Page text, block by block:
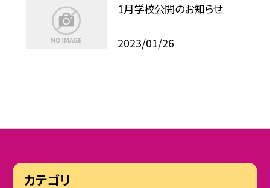
1月学校公開のお知らせ
2023/01/26
カテゴリ